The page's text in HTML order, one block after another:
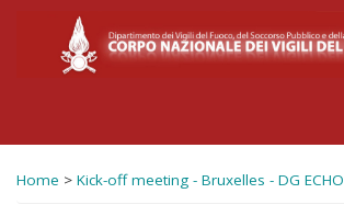
contenuto
Home > Kick-off meeting - Bruxelles - DG ECHO